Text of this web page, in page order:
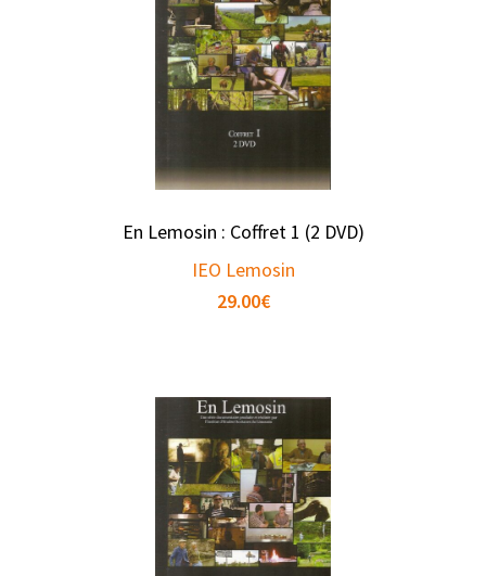
En Lemosin : Coffret 1 (2 DVD)
IEO Lemosin
29.00€